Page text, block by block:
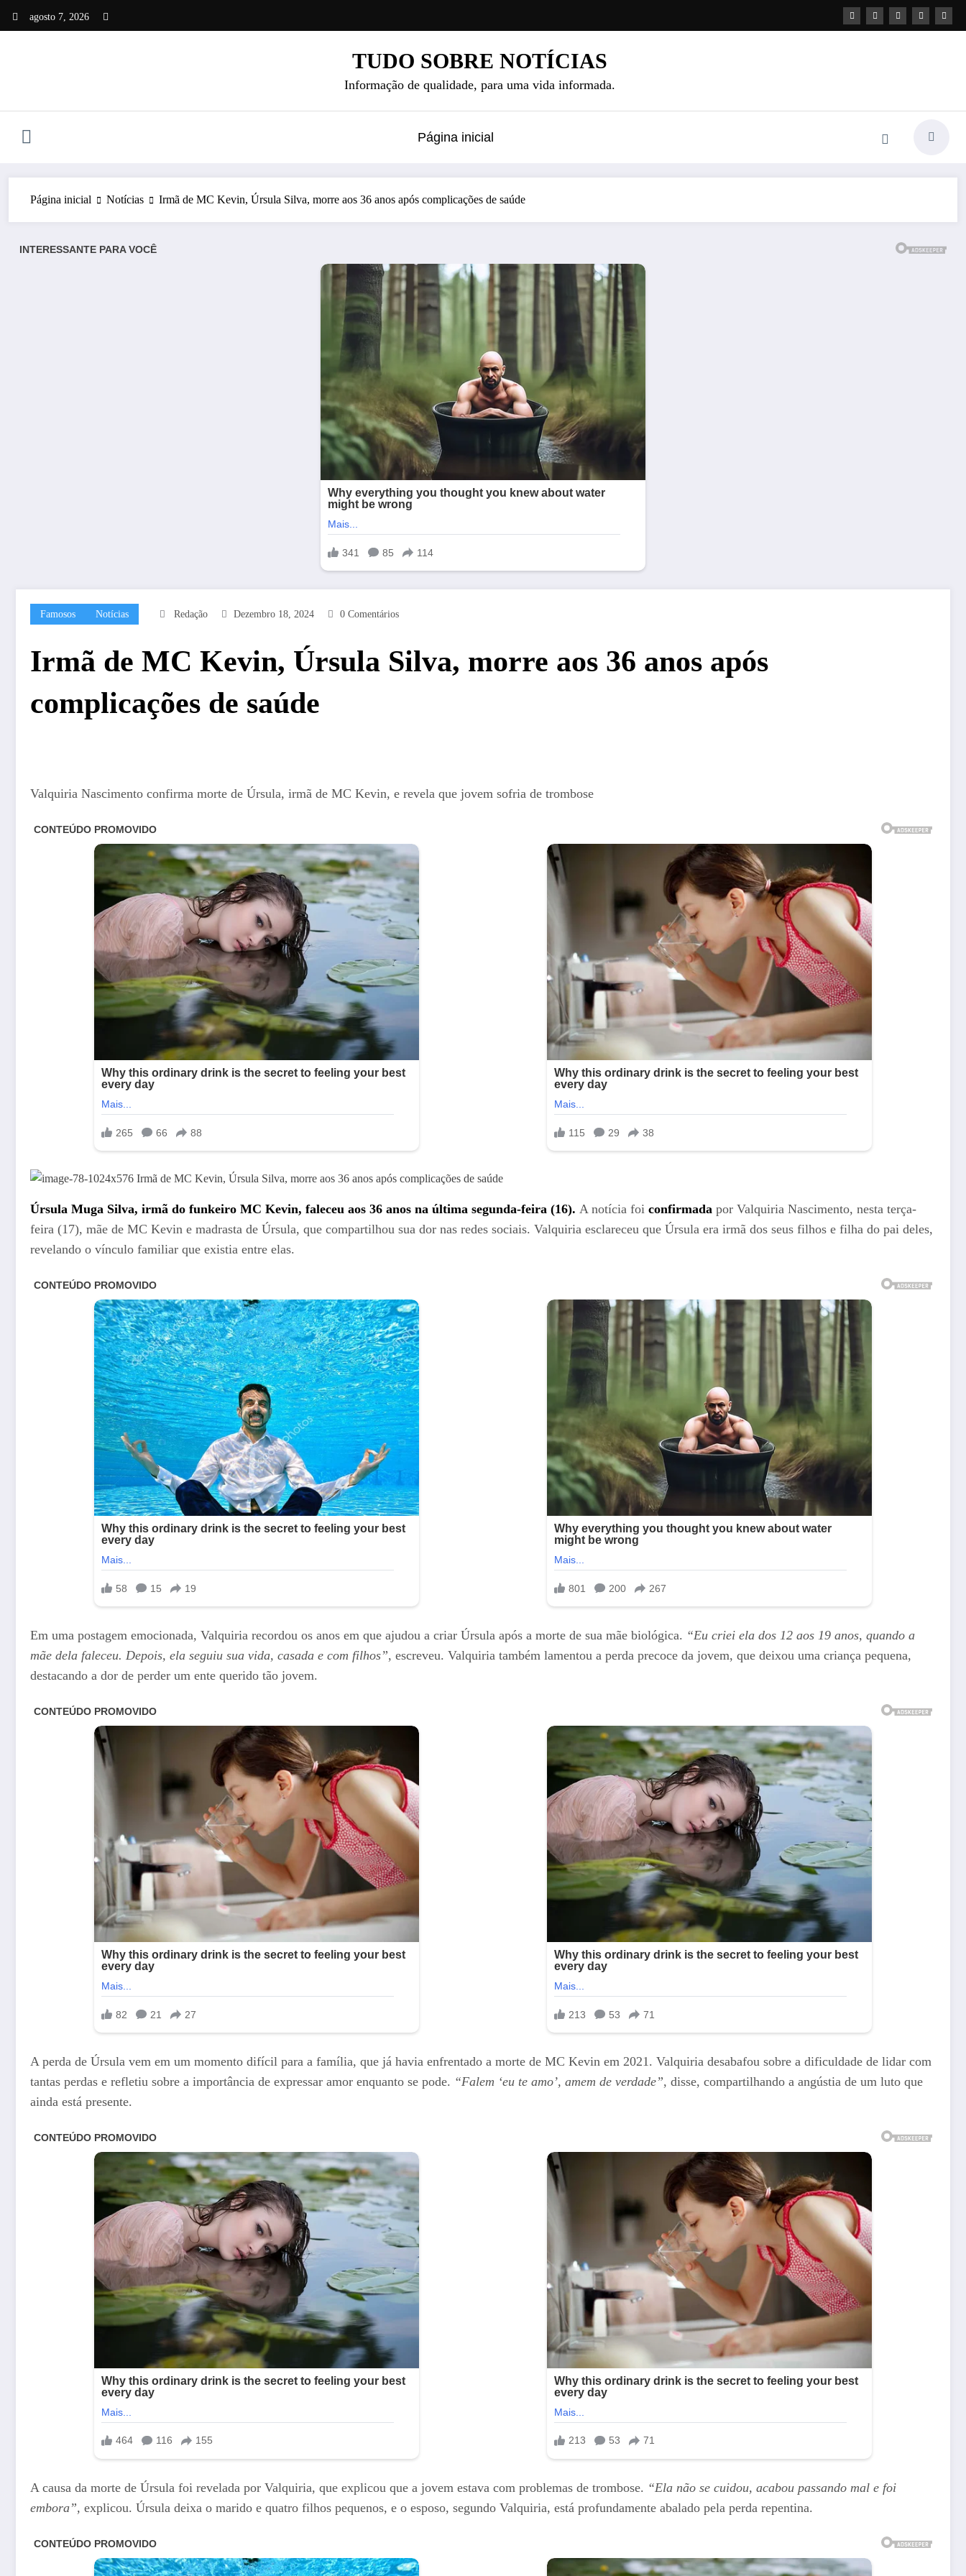
agosto 7, 2026
TUDO SOBRE NOTÍCIAS
Informação de qualidade, para uma vida informada.
Página inicial
Página inicial Notícias Irmã de MC Kevin, Úrsula Silva, morre aos 36 anos após complicações de saúde
Famosos Notícias Redação Dezembro 18, 2024 0 Comentários
Irmã de MC Kevin, Úrsula Silva, morre aos 36 anos após
complicações de saúde
Valquiria Nascimento confirma morte de Úrsula, irmã de MC Kevin, e revela que jovem sofria de trombose
Úrsula Muga Silva, irmã do funkeiro MC Kevin, faleceu aos 36 anos na última segunda-feira (16). A notícia foi confirmada por Valquiria Nascimento, nesta terça-
feira (17), mãe de MC Kevin e madrasta de Úrsula, que compartilhou sua dor nas redes sociais. Valquiria esclareceu que Úrsula era irmã dos seus filhos e filha do pai deles,
revelando o vínculo familiar que existia entre elas.
Em uma postagem emocionada, Valquiria recordou os anos em que ajudou a criar Úrsula após a morte de sua mãe biológica. “Eu criei ela dos 12 aos 19 anos, quando a
mãe dela faleceu. Depois, ela seguiu sua vida, casada e com filhos”, escreveu. Valquiria também lamentou a perda precoce da jovem, que deixou uma criança pequena,
destacando a dor de perder um ente querido tão jovem.
A perda de Úrsula vem em um momento difícil para a família, que já havia enfrentado a morte de MC Kevin em 2021. Valquiria desabafou sobre a dificuldade de lidar com
tantas perdas e refletiu sobre a importância de expressar amor enquanto se pode. “Falem ‘eu te amo’, amem de verdade”, disse, compartilhando a angústia de um luto que
ainda está presente.
A causa da morte de Úrsula foi revelada por Valquiria, que explicou que a jovem estava com problemas de trombose. “Ela não se cuidou, acabou passando mal e foi
embora”, explicou. Úrsula deixa o marido e quatro filhos pequenos, e o esposo, segundo Valquiria, está profundamente abalado pela perda repentina.